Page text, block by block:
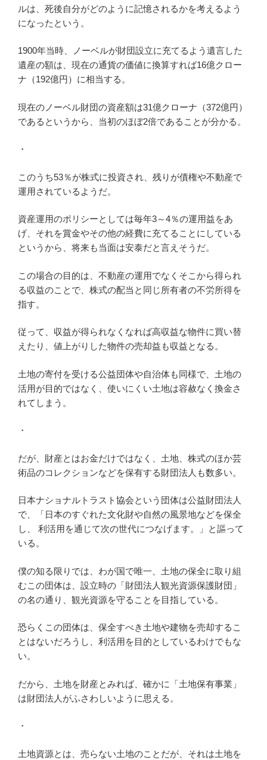
ルは、死後自分がどのように記憶されるかを考えるよう
になったという。
1900年当時、ノーベルが財団設立に充てるよう遺言した
遺産の額は、現在の通貨の価値に換算すれば16億クロー
ナ（192億円）に相当する。
現在のノーベル財団の資産額は31億クローナ（372億円）
であるというから、当初のほぼ2倍であることが分かる。
・
このうち53％が株式に投資され、残りが債権や不動産で
運用されているようだ。
資産運用のポリシーとしては毎年3～4％の運用益をあ
げ、それを賞金やその他の経費に充てることにしている
というから、将来も当面は安泰だと言えそうだ。
この場合の目的は、不動産の運用でなくそこから得られ
る収益のことで、株式の配当と同じ所有者の不労所得を
指す。
従って、収益が得られなくなれば高収益な物件に買い替
えたり、値上がりした物件の売却益も収益となる。
土地の寄付を受ける公益団体や自治体も同様で、土地の
活用が目的ではなく、使いにくい土地は容赦なく換金さ
れてしまう。
・
だが、財産とはお金だけではなく、土地、株式のほか芸
術品のコレクションなどを保有する財団法人も数多い。
日本ナショナルトラスト協会という団体は公益財団法人
で、「日本のすぐれた文化財や自然の風景地などを保全
し、 利活用を通じて次の世代につなげます。」と謳って
いる。
僕の知る限りでは、わが国で唯一、土地の保全に取り組
むこの団体は、設立時の「財団法人観光資源保護財団」
の名の通り、観光資源を守ることを目指している。
恐らくこの団体は、保全すべき土地や建物を売却するこ
とはないだろうし、利活用を目的としているわけでもな
い。
だから、土地を財産とみれば、確かに「土地保有事業」
は財団法人がふさわしいように思える。
・
土地資源とは、売らない土地のことだが、それは土地を